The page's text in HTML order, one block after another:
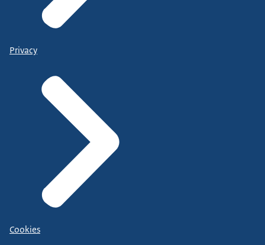
Privacy
Cookies